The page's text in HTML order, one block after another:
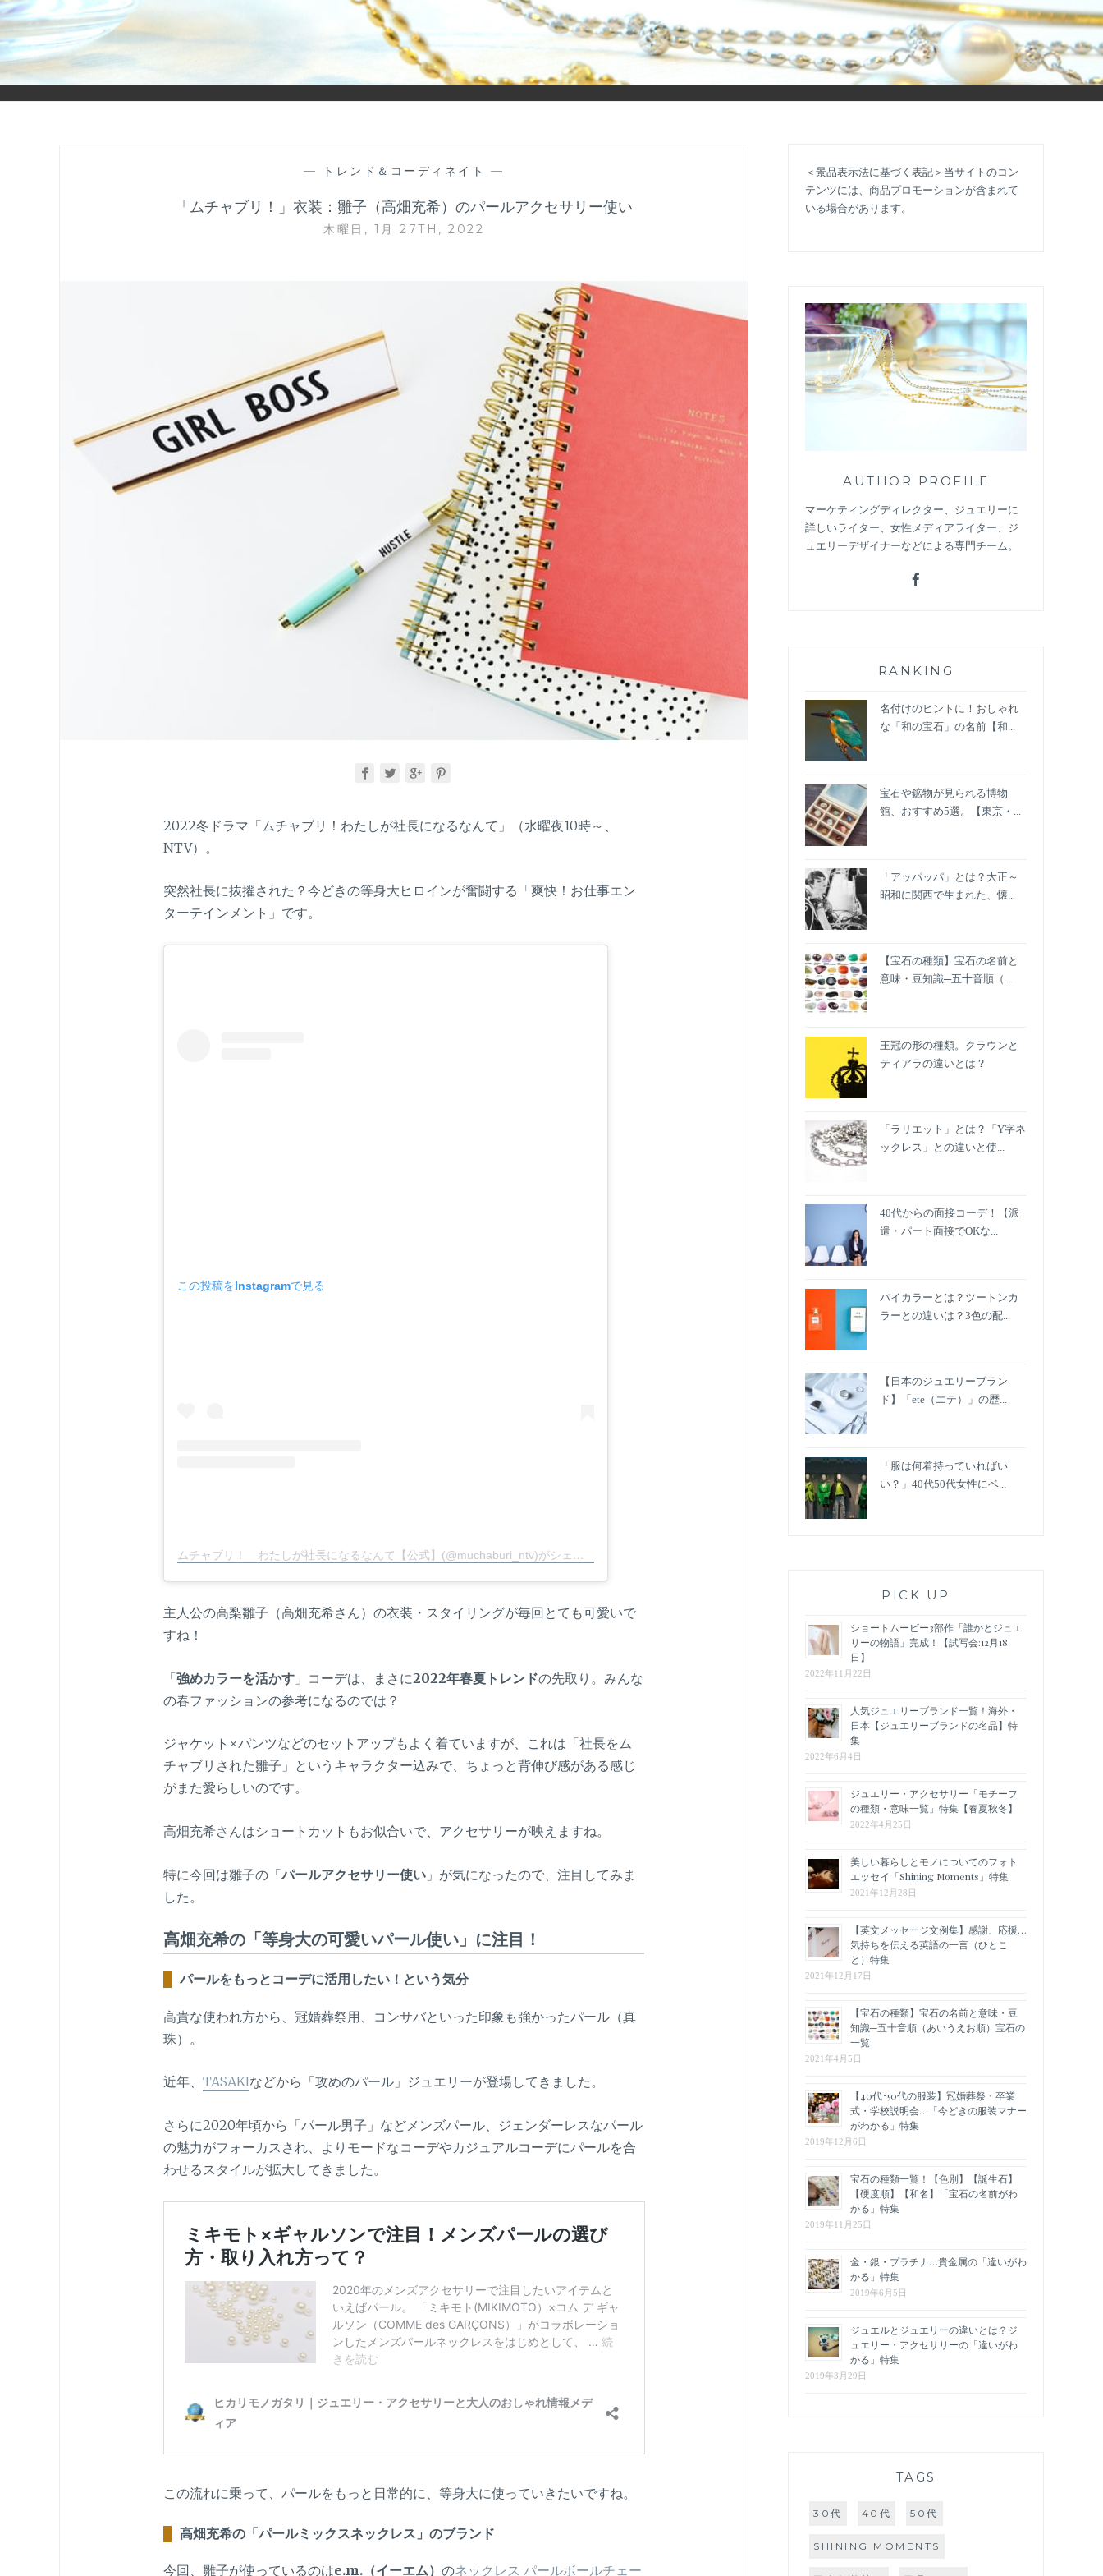
「ヒカリモノガタリ」は、ジュエリー・アクセサリーを愛し、コーディネイトを楽しむ大人世代のためのWEBメディアです。 お役立ち情報やコラムで大人のおしゃれを応援します。
— トレンド＆コーディネイト —
「ムチャブリ！」衣装：雛子（高畑充希）のパールアクセサリー使い
木曜日, 1月 27TH, 2022
2022冬ドラマ「ムチャブリ！わたしが社長になるなんて」（水曜夜10時～、
NTV）。
突然社長に抜擢された？今どきの等身大ヒロインが奮闘する「爽快！お仕事エン
ターテインメント」です。
この投稿をInstagramで見る
ムチャブリ！ わたしが社長になるなんて【公式】(@muchaburi_ntv)がシェアした投稿
主人公の高梨雛子（高畑充希さん）の衣装・スタイリングが毎回とても可愛いで
すね！
「強めカラーを活かす」コーデは、まさに2022年春夏トレンドの先取り。みんな
の春ファッションの参考になるのでは？
ジャケット×パンツなどのセットアップもよく着ていますが、これは「社長をム
チャブリされた雛子」というキャラクター込みで、ちょっと背伸び感がある感じ
がまた愛らしいのです。
高畑充希さんはショートカットもお似合いで、アクセサリーが映えますね。
特に今回は雛子の「パールアクセサリー使い」が気になったので、注目してみま
した。
高畑充希の「等身大の可愛いパール使い」に注目！
パールをもっとコーデに活用したい！という気分
高貴な使われ方から、冠婚葬祭用、コンサバといった印象も強かったパール（真
珠）。
近年、 TASAKIなどから「攻めのパール」ジュエリーが登場してきました。
さらに2020年頃から「パール男子」などメンズパール、ジェンダーレスなパール
の魅力がフォーカスされ、よりモードなコーデやカジュアルコーデにパールを合
わせるスタイルが拡大してきました。
この流れに乗って、パールをもっと日常的に、等身大に使っていきたいですね。
高畑充希の「パールミックスネックレス」のブランド
今回、雛子が使っているのはe.m.（イーエム） のネックレス パールボールチェー
＜景品表示法に基づく表記＞当サイトのコン
テンツには、商品プロモーションが含まれて
いる場合があります。
AUTHOR PROFILE
マーケティングディレクター、ジュエリーに
詳しいライター、女性メディアライター、ジ
ュエリーデザイナーなどによる専門チーム。
RANKING
名付けのヒントに！おしゃれ
な「和の宝石」の名前【和...
宝石や鉱物が見られる博物
館、おすすめ5選。【東京・...
「アッパッパ」とは？大正～
昭和に関西で生まれた、懐...
【宝石の種類】宝石の名前と
意味・豆知識─五十音順（...
王冠の形の種類。クラウンと
ティアラの違いとは？
「ラリエット」とは？「Y字ネ
ックレス」との違いと使...
40代からの面接コーデ！【派
遣・パート面接でOKな...
バイカラーとは？ツートンカ
ラーとの違いは？3色の配...
【日本のジュエリーブラン
ド】「ete（エテ）」の歴...
「服は何着持っていればい
い？」40代50代女性にベ...
PICK UP
ショートムービー3部作「誰かとジュエ
リーの物語」完成！【試写会:12月18
日】
2022年11月22日
人気ジュエリーブランド一覧！海外・
日本【ジュエリーブランドの名品】特
集
2022年6月4日
ジュエリー・アクセサリー「モチーフ
の種類・意味一覧」特集【春夏秋冬】
2022年4月25日
美しい暮らしとモノについてのフォト
エッセイ「Shining Moments」特集
2021年12月28日
【英文メッセージ文例集】感謝、応援…
気持ちを伝える英語の一言（ひとこ
と）特集
2021年12月17日
【宝石の種類】宝石の名前と意味・豆
知識─五十音順（あいうえお順）宝石の
一覧
2021年4月5日
【40代･50代の服装】冠婚葬祭・卒業
式・学校説明会…「今どきの服装マナー
がわかる」特集
2019年12月6日
宝石の種類一覧！【色別】【誕生石】
【硬度順】【和名】「宝石の名前がわ
かる」特集
2019年11月25日
金・銀・プラチナ…貴金属の「違いがわ
かる」特集
2019年6月5日
ジュエルとジュエリーの違いとは？ジ
ュエリー・アクセサリーの「違いがわ
かる」特集
2019年3月29日
TAGS
30代 40代 50代
SHINING MOMENTS